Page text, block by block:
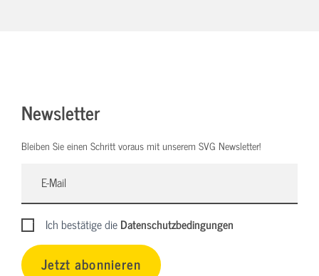
Newsletter
Bleiben Sie einen Schritt voraus mit unserem SVG Newsletter!
Ich bestätige dieDatenschutzbedingungen
Jetzt abonnieren